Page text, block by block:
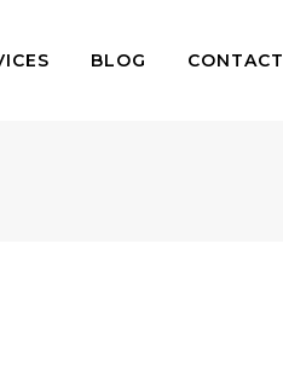
BLOG CONTACT